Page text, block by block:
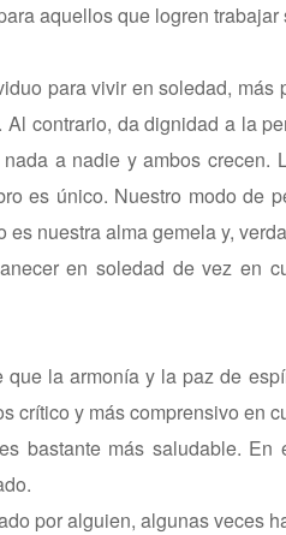
aquellos que logren
para vivir en soledad,
contrario, da dignidad a la
a nadie y ambos
es único. Nuestro modo de
es nuestra alma gemela y,
en soledad de vez en
la armonía y la paz de
crítico y más comprensivo en
bastante más saludable.
por alguien, algunas veces